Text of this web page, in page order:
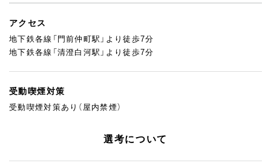
アクセス
地下鉄各線「門前仲町駅」より徒歩7分
地下鉄各線「清澄白河駅」より徒歩7分
受動喫煙対策
受動喫煙対策あり（屋内禁煙）
選考について